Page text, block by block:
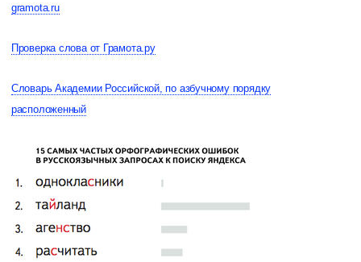
gramota.ru
Проверка слова от Грамота.ру
Словарь Академии Российской, по азбучному порядку
расположенный